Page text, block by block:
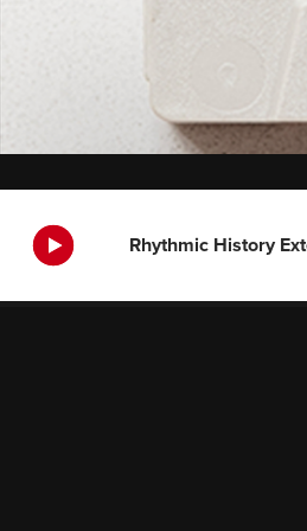
Rhythmic History